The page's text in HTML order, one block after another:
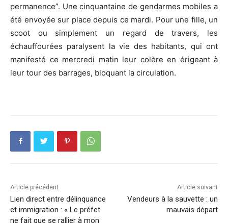
permanence”. Une cinquantaine de gendarmes mobiles a
été envoyée sur place depuis ce mardi. Pour une fille, un
scoot ou simplement un regard de travers, les
échauffourées paralysent la vie des habitants, qui ont
manifesté ce mercredi matin leur colère en érigeant à
leur tour des barrages, bloquant la circulation.
Article précédent
Lien direct entre délinquance
et immigration : « Le préfet
ne fait que se rallier à mon
Article suivant
Vendeurs à la sauvette : un
mauvais départ